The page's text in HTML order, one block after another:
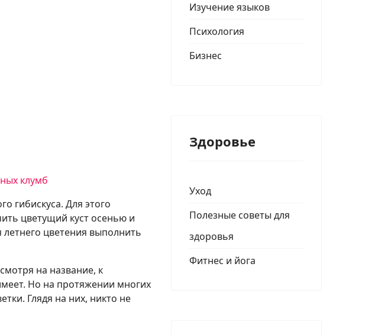
клумб
гибискуса. Для этого
цветущий куст осенью и
цветения выполнить
на название, к
Но на протяжении многих
Глядя на них, никто не
Изучение языков
Психология
Бизнес
Здоровье
Уход
Полезные советы для
здоровья
Фитнес и йога